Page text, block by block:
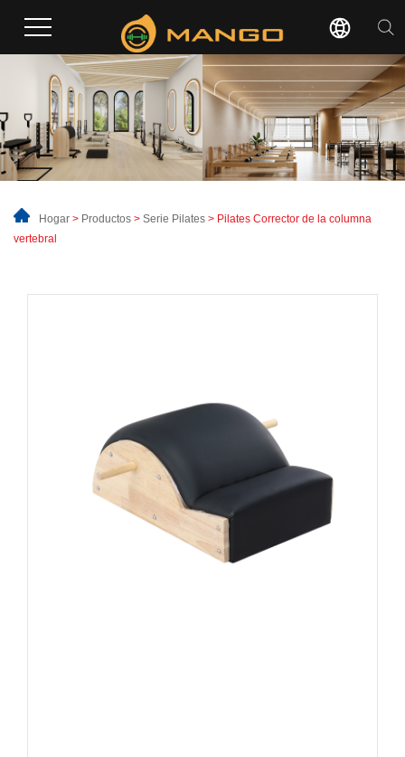
Hogar > Productos > Serie Pilates > Pilates Corrector de la columna
vertebral